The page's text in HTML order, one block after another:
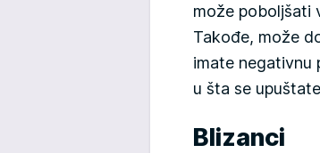
može poboljšati
Takođe, može
imate negativnu
u šta se
Blizanci